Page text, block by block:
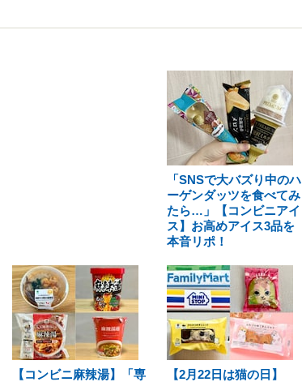
「SNSで大バズり中のハ
ーゲンダッツを食べてみ
たら…」【コンビニアイ
ス】お高めアイス3品を
本音リポ！
【コンビニ麻辣湯】「専
【2月22日は猫の日】